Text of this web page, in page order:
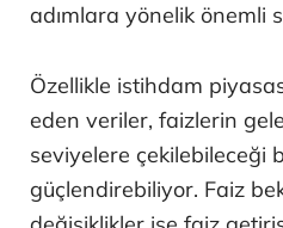
adımlara yönelik önemli
Özellikle istihdam
eden veriler, faizlerin
seviyelere çekilebileceği
güçlendirebiliyor. Faiz